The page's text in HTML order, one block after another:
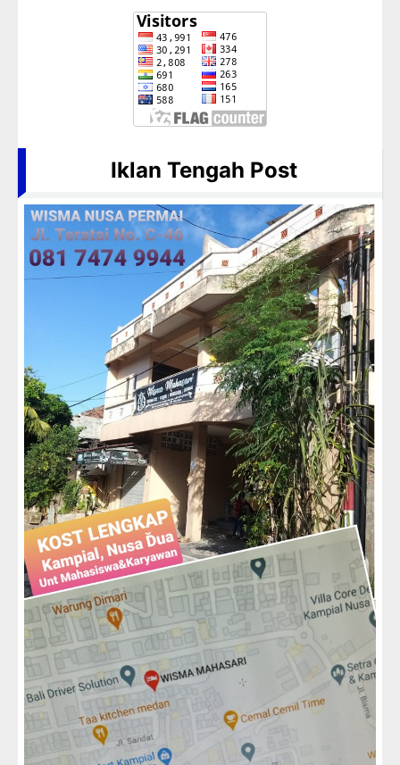
Iklan Tengah Post